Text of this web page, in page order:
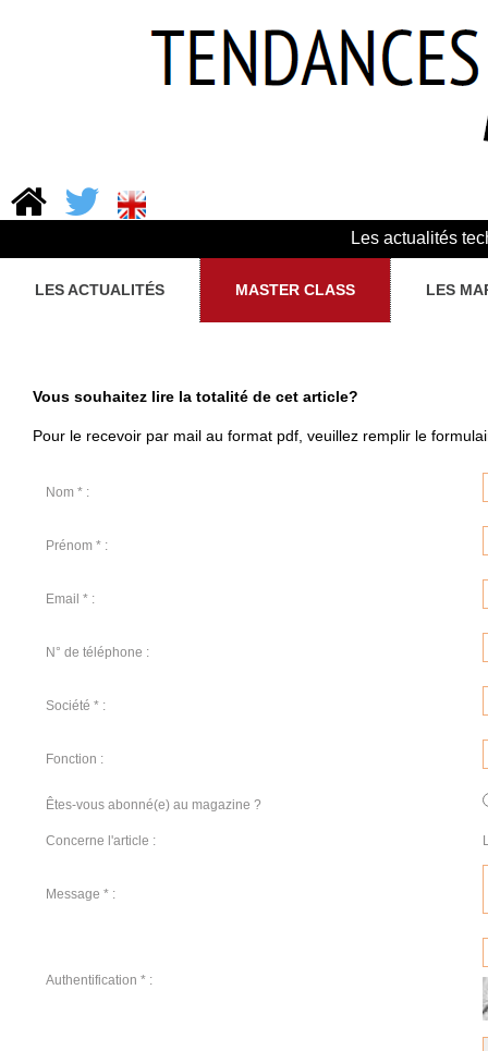
Les actualités
LES ACTUALITÉS MASTER CLASS LES
Vous souhaitez lire la totalité de cet article?
Pour le recevoir par mail au format pdf, veuillez remplir le
Nom * :
Prénom * :
Email * :
N° de téléphone :
Société * :
Fonction :
Êtes-vous abonné(e) au magazine ?
Concerne l'article :
Message * :
Authentification * :